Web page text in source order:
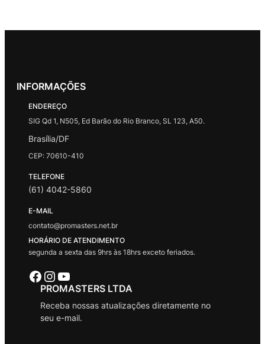
INFORMAÇÕES
ENDEREÇO
SIG Qd 1, N505, Ed Barão do Rio Branco, SL 123, A50.
Brasília/DF
CEP: 70610-410
TELEFONE
(61) 4042-5860
E-MAIL
contato@promasters.net.br
HORÁRIO DE ATENDIMENTO
segunda a sexta das 9hrs às 18hrs exceto feriados.
Facebook Instagram Youtube
PROMASTERS LTDA
Receba nossas atualizações diretamente no
seu e-mail.